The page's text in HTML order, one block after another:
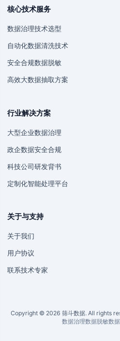
核心技术服务
数据治理技术选型
自动化数据清洗技术
安全合规数据脱敏
高效大数据抽取方案
行业解决方案
大型企业数据治理
政企数据安全合规
科技公司研发背书
定制化智能处理平台
关于与支持
关于我们
用户协议
联系技术专家
Copyright © 2026 筛斗数据. All rights
数据治理数据脱敏数